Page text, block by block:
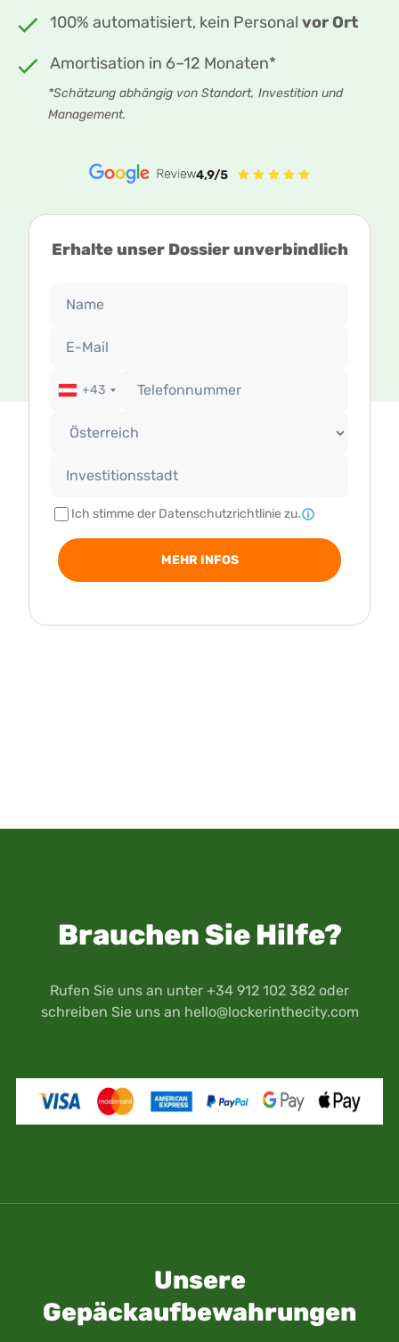
100% automatisiert, kein Personal vor Ort
Amortisation in 6–12 Monaten*
*Schätzung abhängig von Standort, Investition und
Management.
Erhalte unser Dossier unverbindlich
+43
Ich stimme der Datenschutzrichtlinie zu.
MEHR INFOS
Brauchen Sie Hilfe?
Rufen Sie uns an unter +34 912 102 382 oder
schreiben Sie uns an hello@lockerinthecity.com
Unsere
Gepäckaufbewahrungen